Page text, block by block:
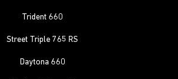
Trident 660
Street Triple 765 RS
Daytona 660